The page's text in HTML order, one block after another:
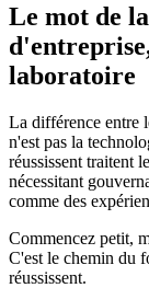
Le mot de
laboratoire
La différence entre
n'est pas la
réussissent traitent
nécessitant
comme des
Commencez petit,
C'est le chemin du
réussissent.